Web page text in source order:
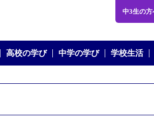
化長野学園 文化学園長野中学・高等学校
高校の学び 中学の学び 学校生活
中3生の方